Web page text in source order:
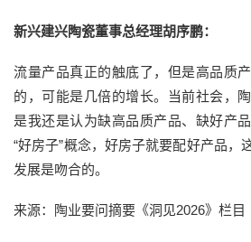
新兴建兴陶瓷董事总经理胡序鹏：
流量产品真正的触底了，但是高品质
的，可能是几倍的增长。当前社会，
是我还是认为缺高品质产品、缺好产
“好房子”概念，好房子就要配好产品，
发展是吻合的。
来源：陶业要问摘要《洞见2026》栏目